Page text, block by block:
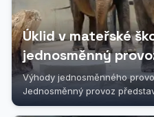
Úklid v mateřské
jednosměnný
Výhody jednosměnného
Jednosměnný provoz
mateřských školách v Liberci